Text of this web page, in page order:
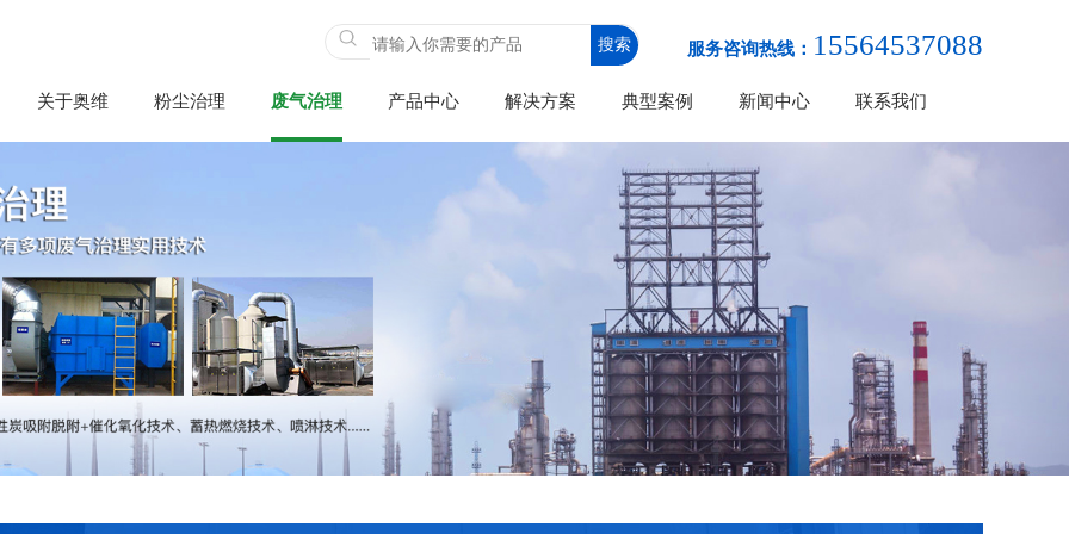
服务咨询热线： 15564537088
关于奥维 粉尘治理 废气治理 产品中心 解决方案 典型案例 新闻中心 联系我们